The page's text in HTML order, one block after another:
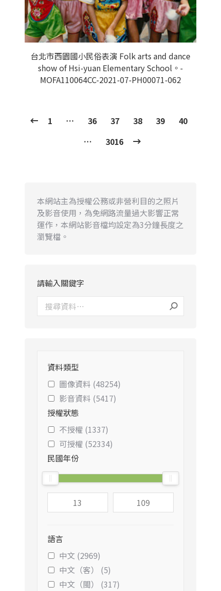
台北市西園國小民俗表演 Folk arts and dance
show of Hsi-yuan Elementary School。-
MOFA110064CC-2021-07-PH00071-062
1 … 36 37 38 39
40
…
3016
本網站主為授權公務或非營利目的之照片
及影音使用，為免網路流量過大影響正常
運作，本網站影音檔均設定為3分鐘長度之
瀏覽檔。
請輸入關鍵字
資料類型
圖像資料 (48254)
影音資料 (5417)
授權狀態
不授權 (1337)
可授權 (52334)
民國年份
語言
中文 (2969)
中文（客） (5)
中文（閩） (317)